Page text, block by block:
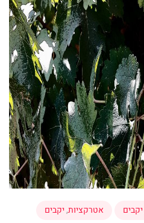
יקבים אטרקציות,יקבים